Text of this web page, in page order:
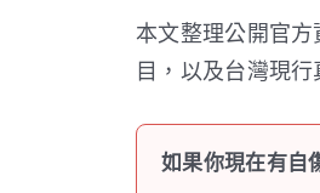
本文整理公開官
目，以及台灣現
如果你現在有自